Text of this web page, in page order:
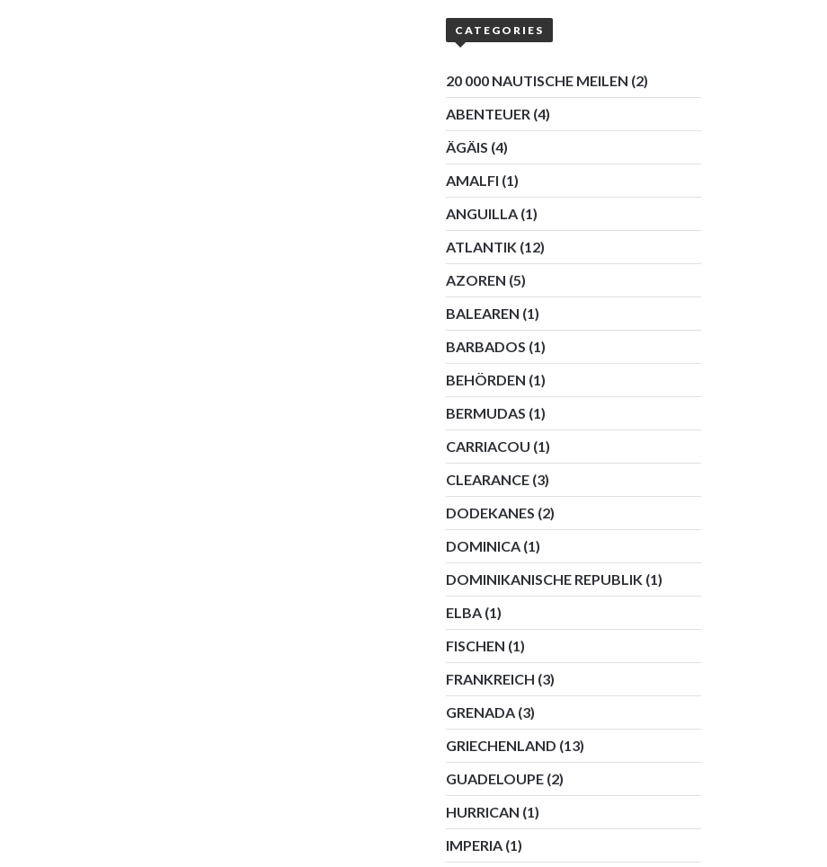
CATEGORIES
20 000 NAUTISCHE MEILEN (2)
ABENTEUER (4)
ÄGÄIS (4)
AMALFI (1)
ANGUILLA (1)
ATLANTIK (12)
AZOREN (5)
BALEAREN (1)
BARBADOS (1)
BEHÖRDEN (1)
BERMUDAS (1)
CARRIACOU (1)
CLEARANCE (3)
DODEKANES (2)
DOMINICA (1)
DOMINIKANISCHE REPUBLIK (1)
ELBA (1)
FISCHEN (1)
FRANKREICH (3)
GRENADA (3)
GRIECHENLAND (13)
GUADELOUPE (2)
HURRICAN (1)
IMPERIA (1)